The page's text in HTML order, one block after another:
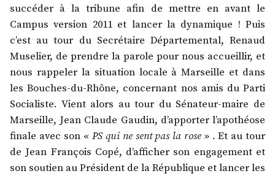
succéder à la tribune afin de mettre en avant le
Campus version 2011 et lancer la dynamique ! Puis
c’est au tour du Secrétaire Départemental, Renaud
Muselier, de prendre la parole pour nous accueillir, et
nous rappeler la situation locale à Marseille et dans
les Bouches-du-Rhône, concernant nos amis du Parti
Socialiste. Vient alors au tour du Sénateur-maire de
Marseille, Jean Claude Gaudin, d’apporter l’apothéose
finale avec son « PS qui ne sent pas la rose » . Et au tour
de Jean François Copé, d’afficher son engagement et
son soutien au Président de la République et lancer les